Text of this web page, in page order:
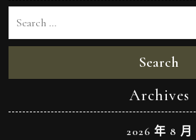
Search
Archives
2026 年 8 月